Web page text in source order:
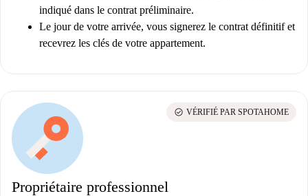
indiqué dans le contrat préliminaire.
Le jour de votre arrivée, vous signerez le contrat définitif et
recevrez les clés de votre appartement.
Propriétaire professionnel
check_circle VÉRIFIÉ PAR SPOTAHOME